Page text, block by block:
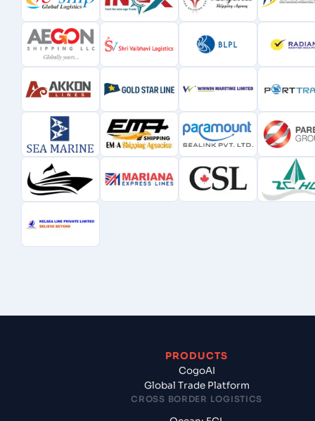
PRODUCTS
CogoAI
Global Trade Platform
CROSS BORDER LOGISTICS